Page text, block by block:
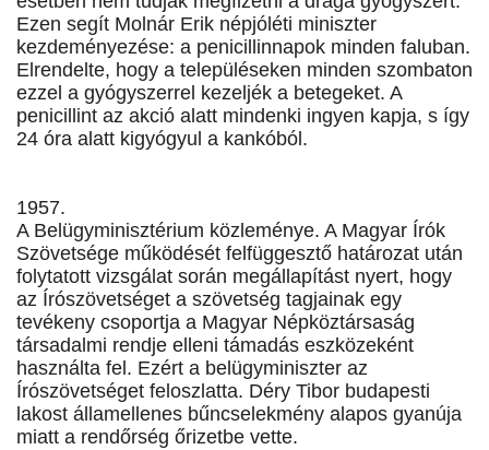
Ezen segít Molnár Erik népjóléti miniszter
kezdeményezése: a penicillinnapok minden faluban.
Elrendelte, hogy a településeken minden szombaton
ezzel a gyógyszerrel kezeljék a betegeket. A
penicillint az akció alatt mindenki ingyen kapja, s így
24 óra alatt kigyógyul a kankóból.
1957.
A Belügyminisztérium közleménye. A Magyar Írók
Szövetsége működését felfüggesztő határozat után
folytatott vizsgálat során megállapítást nyert, hogy
az Írószövetséget a szövetség tagjainak egy
tevékeny csoportja a Magyar Népköztársaság
társadalmi rendje elleni támadás eszközeként
használta fel. Ezért a belügyminiszter az
Írószövetséget feloszlatta. Déry Tibor budapesti
lakost államellenes bűncselekmény alapos gyanúja
miatt a rendőrség őrizetbe vette.